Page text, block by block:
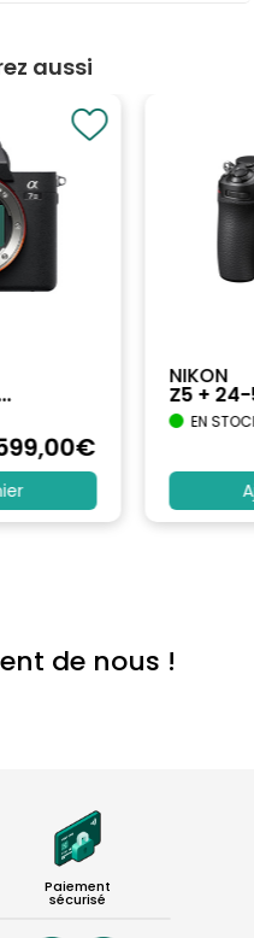
aussi
,00€
NIKON
Z5 +
EN
de nous !
Paiement
sécurisé